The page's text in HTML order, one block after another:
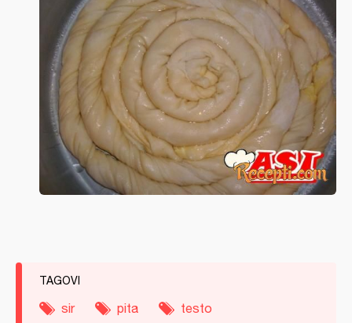
TAGOVI
sir pita testo